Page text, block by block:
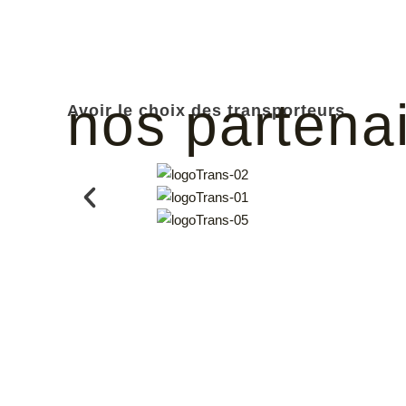
Avoir le choix des transporteurs
nos